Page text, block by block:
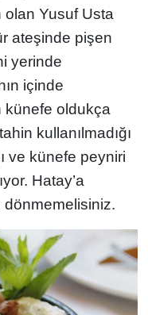
Yusuf Usta
ateşinde pişen
yerinde
içinde
künefe oldukça
kullanılmadığı
ve künefe peyniri
Hatay’a